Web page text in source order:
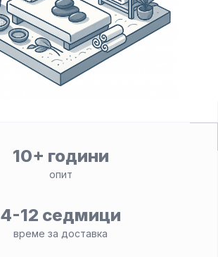
10+ години
опит
4-12 седмици
време за доставка